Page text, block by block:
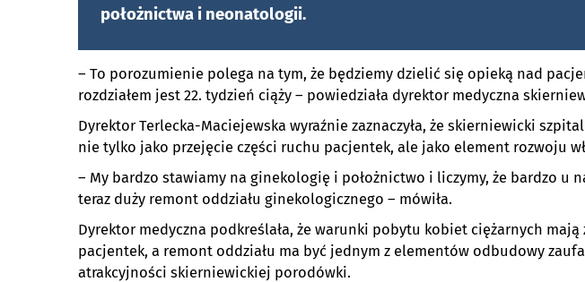
położnictwa i neonatologii.
– To porozumienie polega na tym, że będziemy dzielić się opieką nad
rozdziałem jest 22. tydzień ciąży – powiedziała dyrektor medyczna
Dyrektor Terlecka-Maciejewska wyraźnie zaznaczyła, że skierniewicki
nie tylko jako przejęcie części ruchu pacjentek, ale jako element rozwoju
– My bardzo stawiamy na ginekologię i położnictwo i liczymy, że bardzo u
teraz duży remont oddziału ginekologicznego – mówiła.
Dyrektor medyczna podkreślała, że warunki pobytu kobiet ciężarnych mają
pacjentek, a remont oddziału ma być jednym z elementów odbudowy
atrakcyjności skierniewickiej porodówki.